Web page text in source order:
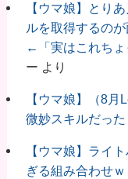
【ウマ娘】とり
ルを取得するの
←「実はこれちょ
ー より
【ウマ娘】（8
微妙スキルだった
【ウマ娘】ライ
ぎる組み合わせ